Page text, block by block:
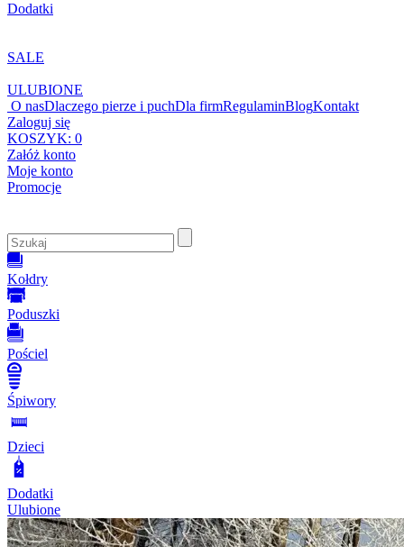
Dodatki
SALE
ULUBIONE
O nasDlaczego pierze i puchDla firmRegulaminBlogKontakt
Zaloguj się
KOSZYK: 0
Załóż konto
Moje konto
Promocje
Kołdry
Poduszki
Pościel
Śpiwory
Dzieci
Dodatki
Ulubione